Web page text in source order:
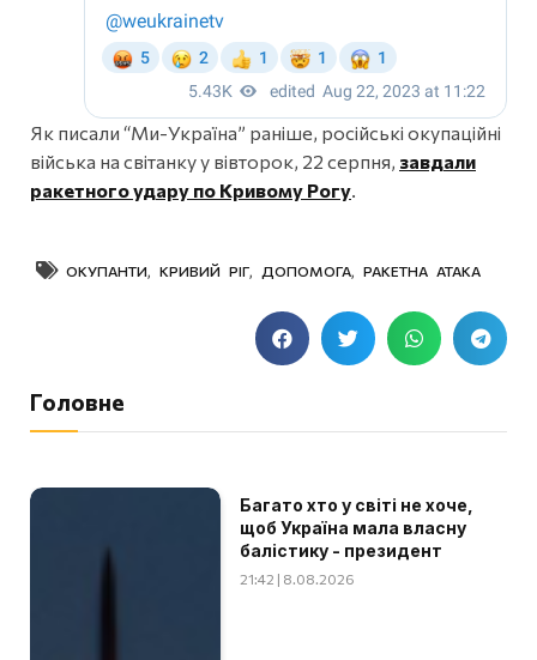
Як писали “Ми-Україна” раніше, російські окупаційні
війська на світанку у вівторок, 22 серпня, завдали
ракетного удару по Кривому Рогу
ОКУПАНТИ КРИВИЙ РІГ ДОПОМОГА РАКЕТНА АТАКА
Головне
Багато хто у світі не хоче,
щоб Україна мала власну
балістику - президент
21:42 | 8.08.2026